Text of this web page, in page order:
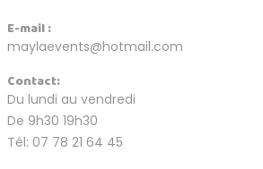
E-mail :
maylaevents@hotmail.com
Contact:
Du lundi au vendredi
De 9h30 19h30
Tél: 07 78 21 64 45